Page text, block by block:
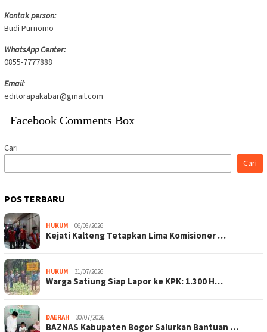
Kontak person:
Budi Purnomo
WhatsApp Center:
0855-7777888
Email:
editorapakabar@gmail.com
Facebook Comments Box
Cari
Cari
POS TERBARU
HUKUM 06/08/2026
Kejati Kalteng Tetapkan Lima Komisioner …
HUKUM 31/07/2026
Warga Satiung Siap Lapor ke KPK: 1.300 H…
DAERAH 30/07/2026
BAZNAS Kabupaten Bogor Salurkan Bantuan …